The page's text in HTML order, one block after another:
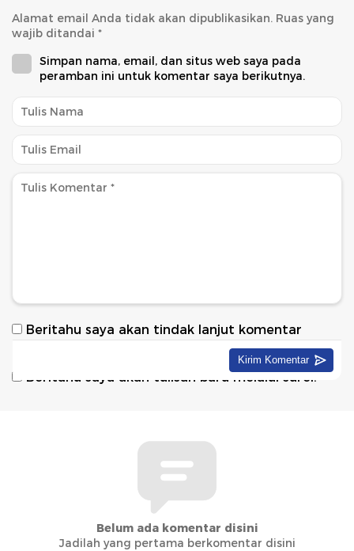
Alamat email Anda tidak akan dipublikasikan. Ruas yang
wajib ditandai *
Simpan nama, email, dan situs web saya pada
peramban ini untuk komentar saya berikutnya.
Beritahu saya akan tindak lanjut komentar
Beritahu saya akan tulisan baru melalui surel.
Belum ada komentar disini
Jadilah yang pertama berkomentar disini